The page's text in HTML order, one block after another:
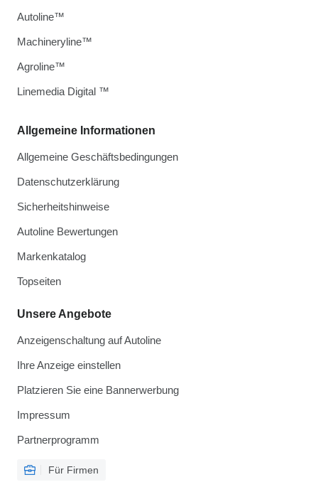
Allgemeine Informationen
Allgemeine Geschäftsbedingungen
Datenschutzerklärung
Sicherheitshinweise
Autoline Bewertungen
Markenkatalog
Topseiten
Unsere Angebote
Anzeigenschaltung auf Autoline
Ihre Anzeige einstellen
Platzieren Sie eine Bannerwerbung
Impressum
Partnerprogramm
Für Firmen
Autoline™
Machineryline™
Agroline™
Linemedia Digital ™